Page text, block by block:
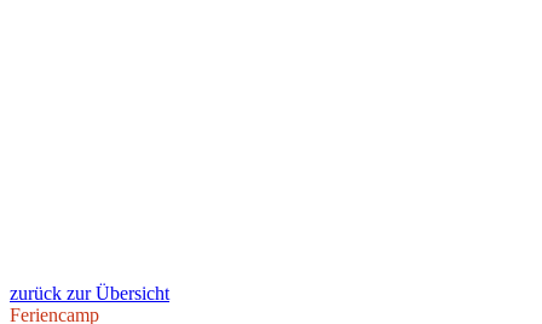
zurück zur Übersicht
Feriencamp